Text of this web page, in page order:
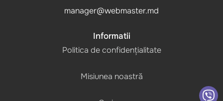
manager@webmaster.md
Informatii
Politica de confidențialitate
Misiunea noastră